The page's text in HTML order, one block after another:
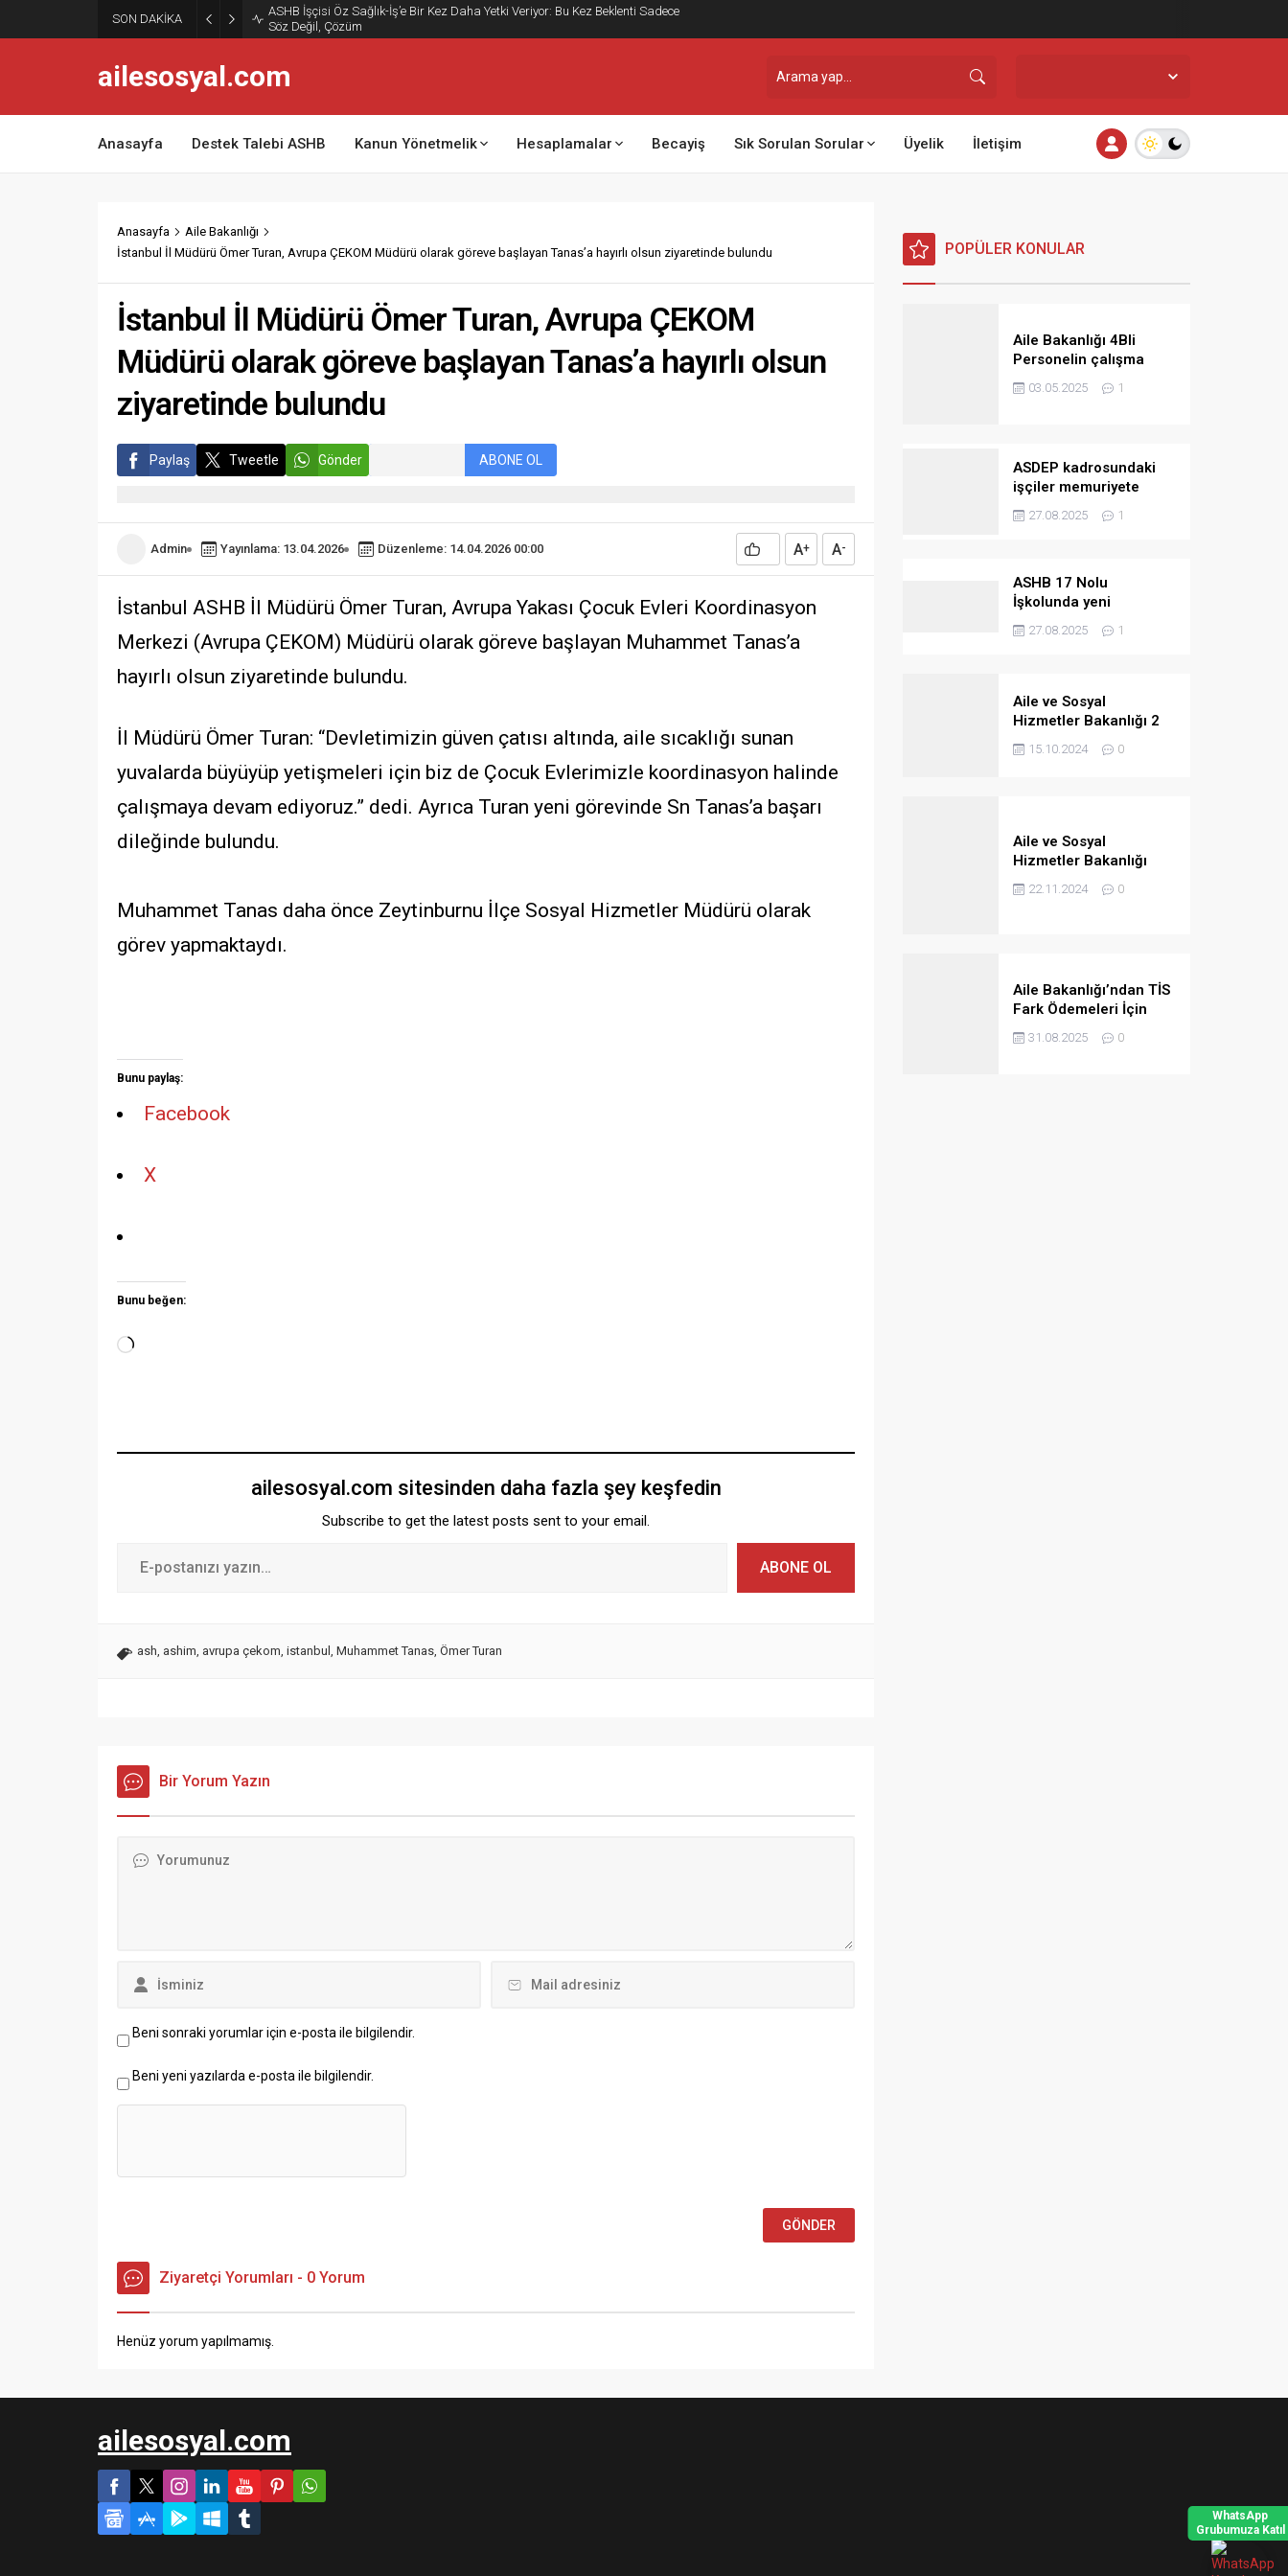
WhatsApp
Grubumuza Katıl
SON DAKİKA
ASHB İşçisi Öz Sağlık-İş’e Bir Kez Daha Yetki Veriyor: Bu Kez Beklenti Sadece
Söz Değil, Çözüm
ailesosyal.com
Anasayfa Destek Talebi ASHB Kanun Yönetmelik Hesaplamalar Becayiş Sık Sorulan Sorular Üyelik İletişim
Anasayfa
Aile Bakanlığı
İstanbul İl Müdürü Ömer Turan, Avrupa ÇEKOM Müdürü olarak göreve başlayan Tanas’a hayırlı olsun ziyaretinde bulundu
İstanbul İl Müdürü Ömer Turan, Avrupa ÇEKOM
Müdürü olarak göreve başlayan Tanas’a hayırlı olsun
ziyaretinde bulundu
Paylaş Tweetle Gönder ABONE OL
Admin Yayınlama: 13.04.2026 Düzenleme: 14.04.2026 00:00 A+ A-
İstanbul ASHB İl Müdürü Ömer Turan, Avrupa Yakası Çocuk Evleri Koordinasyon
Merkezi (Avrupa ÇEKOM) Müdürü olarak göreve başlayan Muhammet Tanas’a
hayırlı olsun ziyaretinde bulundu.
İl Müdürü Ömer Turan: “Devletimizin güven çatısı altında, aile sıcaklığı sunan
yuvalarda büyüyüp yetişmeleri için biz de Çocuk Evlerimizle koordinasyon halinde
çalışmaya devam ediyoruz.” dedi. Ayrıca Turan yeni görevinde Sn Tanas’a başarı
dileğinde bulundu.
Muhammet Tanas daha önce Zeytinburnu İlçe Sosyal Hizmetler Müdürü olarak
görev yapmaktaydı.
Bunu paylaş:
Facebook
X
Bunu beğen:
ailesosyal.com sitesinden daha fazla şey keşfedin
Subscribe to get the latest posts sent to your email.
ABONE OL
ash ashim avrupa çekom istanbul Muhammet Tanas Ömer Turan
Bir Yorum Yazın
Beni sonraki yorumlar için e-posta ile bilgilendir.
Beni yeni yazılarda e-posta ile bilgilendir.
Ziyaretçi Yorumları - 0 Yorum
Henüz yorum yapılmamış.
POPÜLER KONULAR
Aile Bakanlığı 4Bli
Personelin çalışma
saatlerine ilişkin görüş
ve talimat yayınladı
03.05.2025 1
ASDEP kadrosundaki
işçiler memuriyete
geçiriliyor
27.08.2025 1
ASHB 17 Nolu
İşkolunda yeni
kazanımlar
27.08.2025 1
Aile ve Sosyal
Hizmetler Bakanlığı 2
bin 390 personel
alacak
15.10.2024 0
Aile ve Sosyal
Hizmetler Bakanlığı
2024/4B Personel
Ataması Taban
22.11.2024 0
Aile Bakanlığı’ndan TİS
Fark Ödemeleri İçin
Kurumlara Önemli Uyarı
31.08.2025 0
ailesosyal.com